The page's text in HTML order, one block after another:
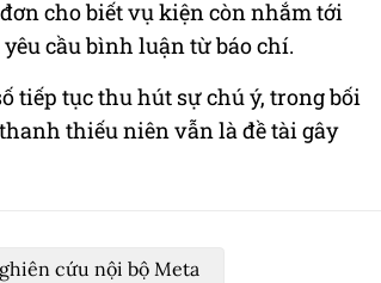
cho biết vụ kiện còn nhắm tới
cầu bình luận từ báo chí.
tiếp tục thu hút sự chú ý, trong bối
thiếu niên vẫn là đề tài gây
cứu nội bộ Meta